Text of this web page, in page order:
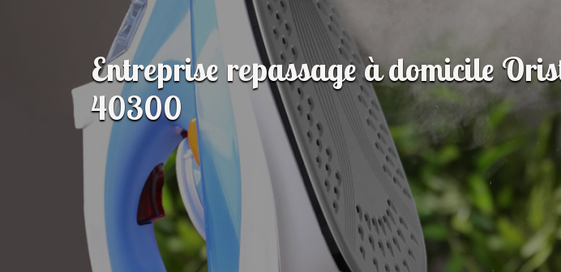
Entreprise repassage à domicile
40300